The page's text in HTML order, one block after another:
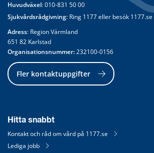
Huvudväxel: 010-831 50 00
Sjukvårdsrådgivning: Ring 1177 eller besök 1177.se
Adress: Region Värmland
651 82 Karlstad
Organisationsnummer: 232100-0156
Fler kontaktuppgifter
Hitta snabbt
Kontakt och råd om vård på 1177.se
Lediga jobb